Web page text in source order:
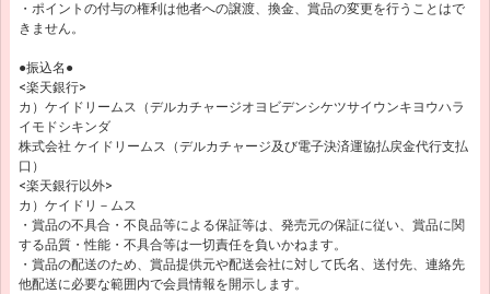
・ポイントの付与の権利は他者への譲渡、換金、賞品の変更を行うことはで
きません。
●振込名●
<楽天銀行>
カ）ケイドリームス（デルカチャージオヨビデンシケツサイウンキヨウハラ
イモドシキンダ
株式会社 ケイドリームス（デルカチャージ及び電子決済運協払戻金代行支払
口）
<楽天銀行以外>
カ）ケイドリ－ムス
・賞品の不具合・不良品等による保証等は、発売元の保証に従い、賞品に関
する品質・性能・不具合等は一切責任を負いかねます。
・賞品の配送のため、賞品提供元や配送会社に対して氏名、送付先、連絡先
他配送に必要な範囲内で会員情報を開示します。